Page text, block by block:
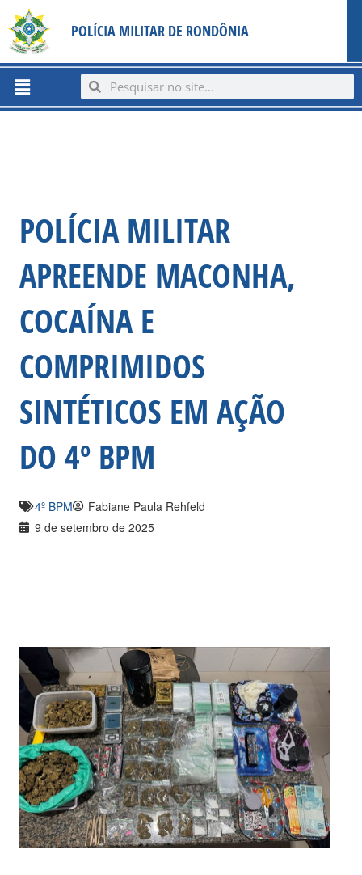
content
para
conteúdo
POLÍCIA MILITAR DE RONDÔNIA
Menu SearchSearch
POLÍCIA MILITAR
APREENDE MACONHA,
COCAÍNA E
COMPRIMIDOS
SINTÉTICOS EM AÇÃO
DO 4º BPM
4º BPM
Fabiane Paula Rehfeld
9 de setembro de 2025